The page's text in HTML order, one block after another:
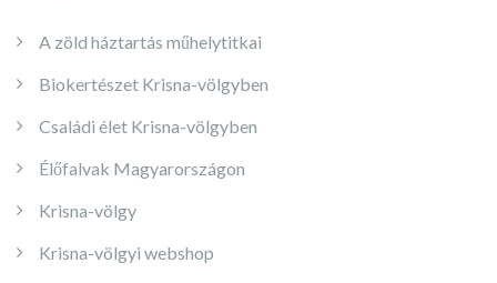
A zöld háztartás műhelytitkai
Biokertészet Krisna-völgyben
Családi élet Krisna-völgyben
Élőfalvak Magyarországon
Krisna-völgy
Krisna-völgyi webshop